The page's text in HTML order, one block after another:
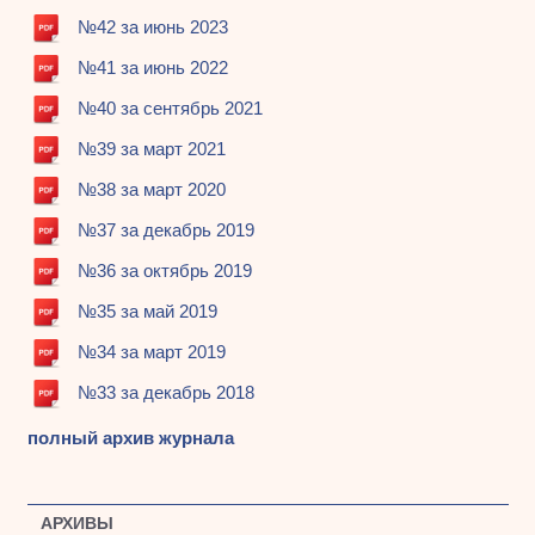
№42 за июнь 2023
№41 за июнь 2022
№40 за сентябрь 2021
№39 за март 2021
№38 за март 2020
№37 за декабрь 2019
№36 за октябрь 2019
№35 за май 2019
№34 за март 2019
№33 за декабрь 2018
полный архив журнала
АРХИВЫ